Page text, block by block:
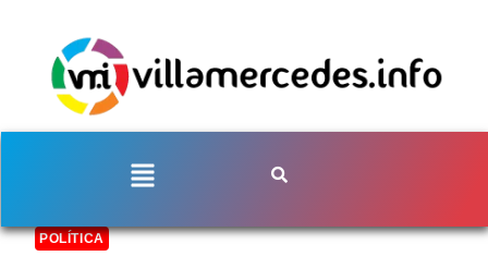
POLÍTICA